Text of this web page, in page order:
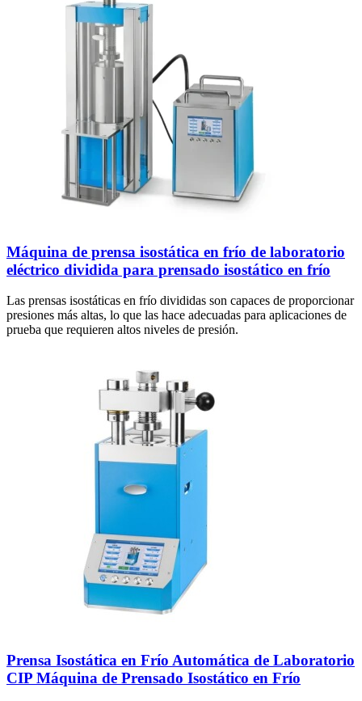
Máquina de prensa isostática en frío de laboratorio
eléctrico dividida para prensado isostático en frío
Las prensas isostáticas en frío divididas son capaces de proporcionar
presiones más altas, lo que las hace adecuadas para aplicaciones de
prueba que requieren altos niveles de presión.
Prensa Isostática en Frío Automática de Laboratorio
CIP Máquina de Prensado Isostático en Frío